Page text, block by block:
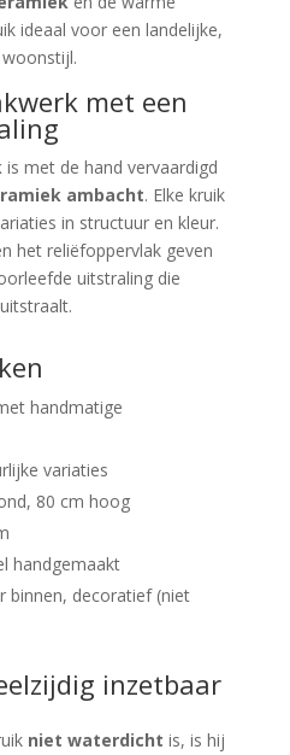
ideaal voor een landelijke,
met een
is met de hand vervaardigd
ambacht. Elke kruik
in structuur en kleur.
het reliëfoppervlak geven
uitstraling die
handmatige
variaties
80 cm hoog
handgemaakt
binnen, decoratief (niet
inzetbaar
niet waterdicht is, is hij